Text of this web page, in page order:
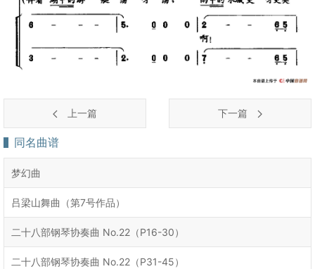
上一篇 下一篇
同名曲谱
梦幻曲
吕梁山舞曲（第7号作品）
二十八部钢琴协奏曲 No.22（P16-30）
二十八部钢琴协奏曲 No.22（P31-45）